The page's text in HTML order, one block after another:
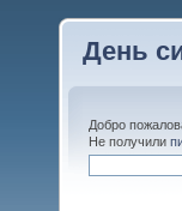
День
Добро
Не получили